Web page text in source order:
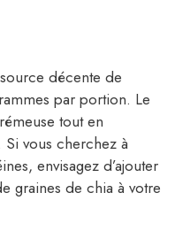
décente de
par portion. Le
tout en
vous cherchez à
envisagez d’ajouter
graines de chia à votre